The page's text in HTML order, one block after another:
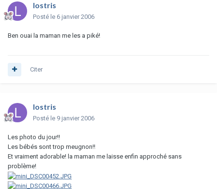
lostris
Posté le 6 janvier 2006
Ben ouai la maman me les a piké!
Citer
lostris
Posté le 9 janvier 2006
Les photo du jour!!
Les bébés sont trop meugnon!!
Et vraiment adorable! la maman me laisse enfin approché sans
problème!